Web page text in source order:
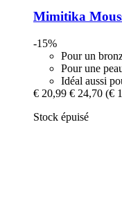
Mimitika
-15%
Pour un
Pour une
Idéal aussi
€ 20,99 € 24,70 (€
Stock épuisé